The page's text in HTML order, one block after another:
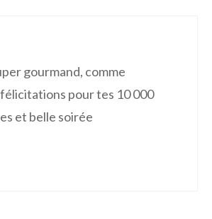
gourmand, comme
pour tes 10 000
et belle soirée